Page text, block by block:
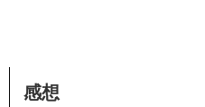
感想